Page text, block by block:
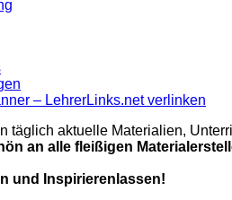
– LehrerLinks.net verlinken
täglich aktuelle Materialien,
an alle fleißigen
und Inspirierenlassen!